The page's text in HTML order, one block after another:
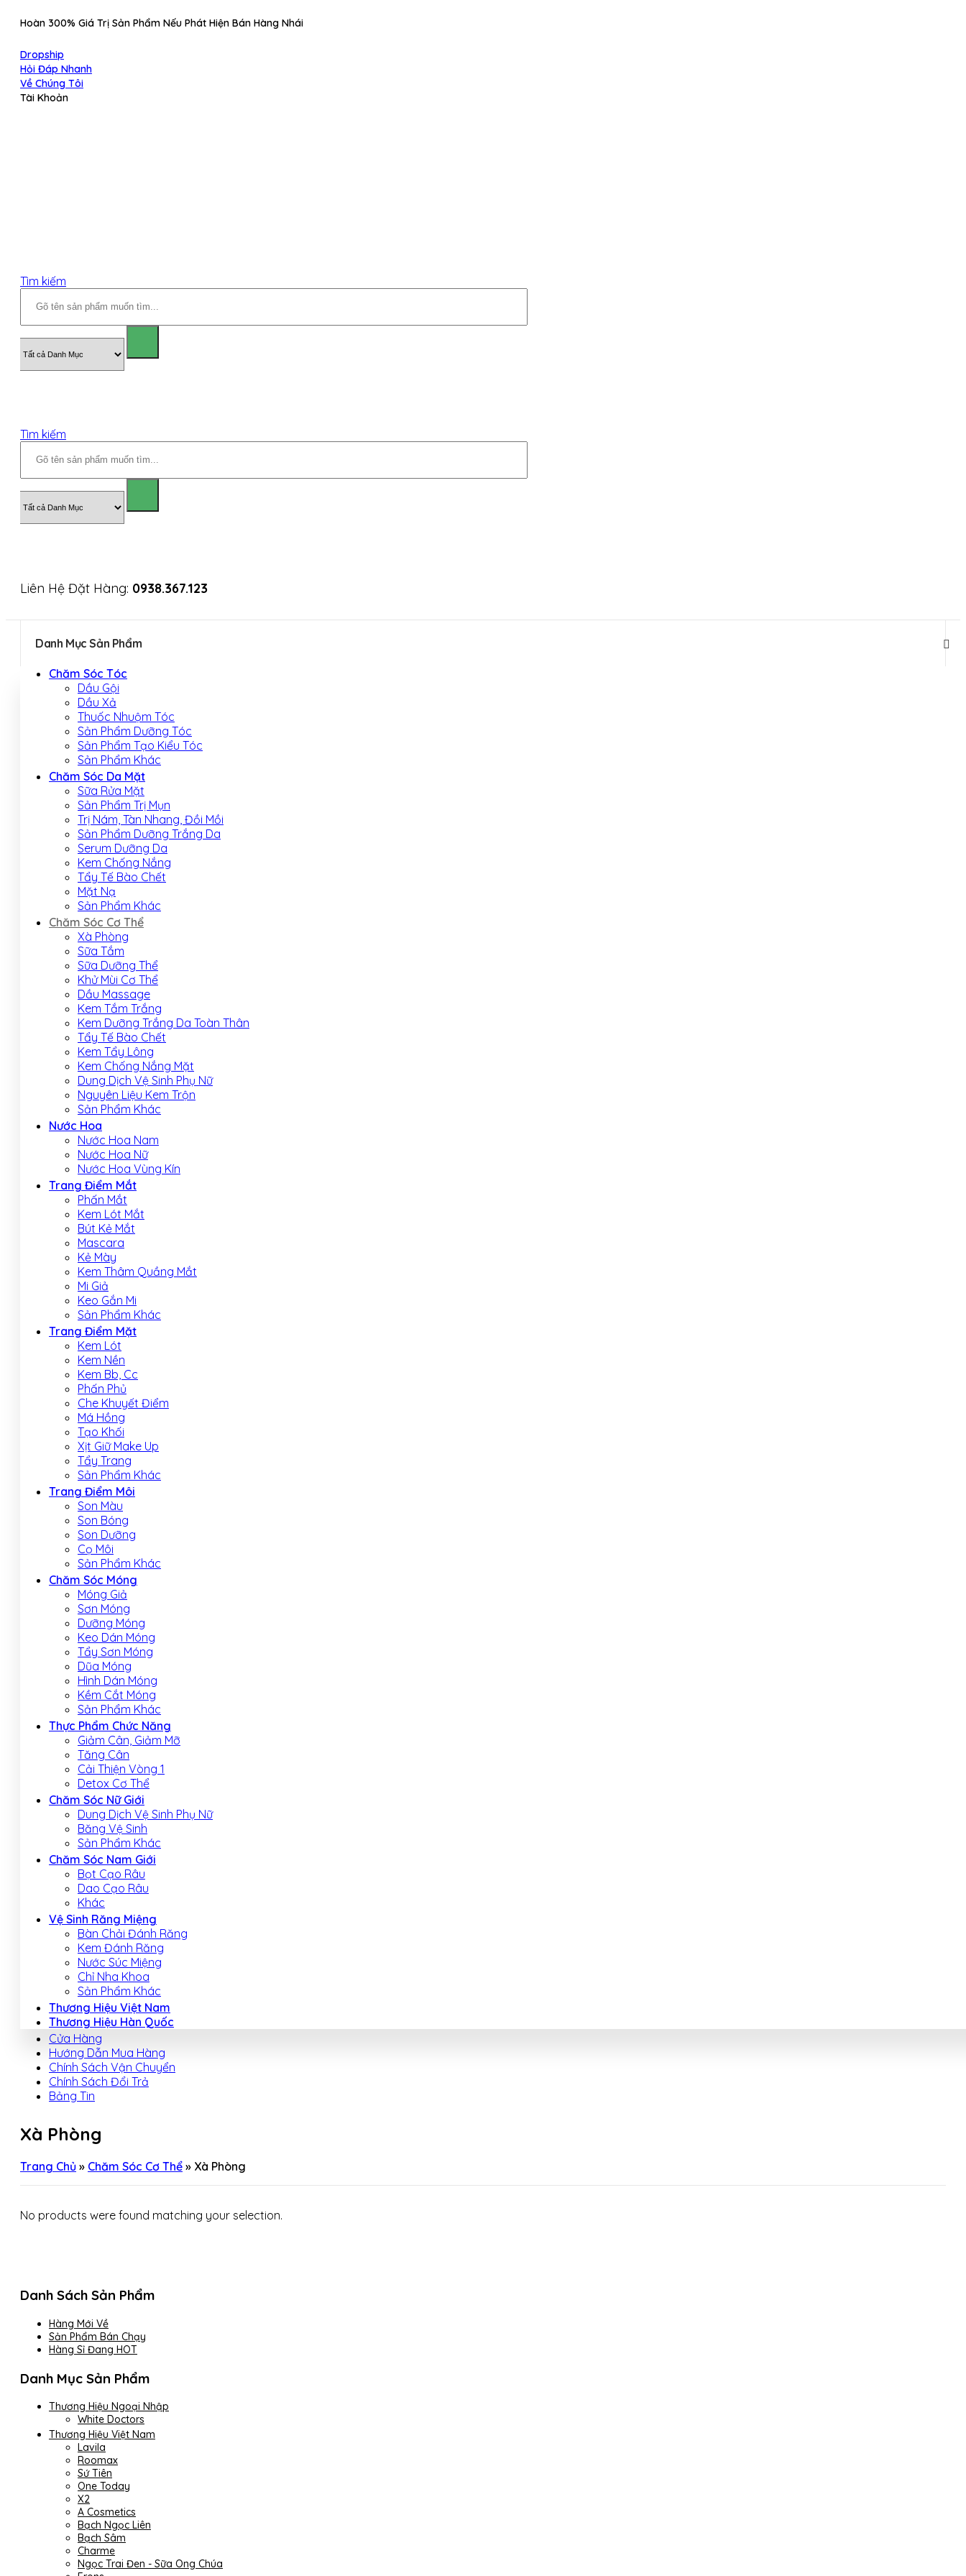
Hoàn 300% Giá Trị Sản Phẩm Nếu Phát Hiện Bán Hàng Nhái
Dropship
Hỏi Đáp Nhanh
Về Chúng Tôi
Tài Khoản
Tìm kiếm
Tìm kiếm
Liên Hệ Đặt Hàng: 0938.367.123
Danh Mục Sản Phẩm
Chăm Sóc Tóc
Dầu Gội
Dầu Xả
Thuốc Nhuộm Tóc
Sản Phẩm Dưỡng Tóc
Sản Phẩm Tạo Kiểu Tóc
Sản Phẩm Khác
Chăm Sóc Da Mặt
Sữa Rửa Mặt
Sản Phẩm Trị Mụn
Trị Nám, Tàn Nhang, Đồi Mồi
Sản Phẩm Dưỡng Trắng Da
Serum Dưỡng Da
Kem Chống Nắng
Tẩy Tế Bào Chết
Mặt Nạ
Sản Phẩm Khác
Chăm Sóc Cơ Thể
Xà Phòng
Sữa Tắm
Sữa Dưỡng Thể
Khử Mùi Cơ Thể
Dầu Massage
Kem Tắm Trắng
Kem Dưỡng Trắng Da Toàn Thân
Tẩy Tế Bào Chết
Kem Tẩy Lông
Kem Chống Nắng Mặt
Dung Dịch Vệ Sinh Phụ Nữ
Nguyên Liệu Kem Trộn
Sản Phẩm Khác
Nước Hoa
Nước Hoa Nam
Nước Hoa Nữ
Nước Hoa Vùng Kín
Trang Điểm Mắt
Phấn Mắt
Kem Lót Mắt
Bút Kẻ Mắt
Mascara
Kẻ Mày
Kem Thâm Quầng Mắt
Mi Giả
Keo Gắn Mi
Sản Phẩm Khác
Trang Điểm Mặt
Kem Lót
Kem Nền
Kem Bb, Cc
Phấn Phủ
Che Khuyết Điểm
Má Hồng
Tạo Khối
Xịt Giữ Make Up
Tẩy Trang
Sản Phẩm Khác
Trang Điểm Môi
Son Màu
Son Bóng
Son Dưỡng
Cọ Môi
Sản Phẩm Khác
Chăm Sóc Móng
Móng Giả
Sơn Móng
Dưỡng Móng
Keo Dán Móng
Tẩy Sơn Móng
Dũa Móng
Hình Dán Móng
Kềm Cắt Móng
Sản Phẩm Khác
Thực Phẩm Chức Năng
Giảm Cân, Giảm Mỡ
Tăng Cân
Cải Thiện Vòng 1
Detox Cơ Thể
Chăm Sóc Nữ Giới
Dung Dịch Vệ Sinh Phụ Nữ
Băng Vệ Sinh
Sản Phẩm Khác
Chăm Sóc Nam Giới
Bọt Cạo Râu
Dao Cạo Râu
Khác
Vệ Sinh Răng Miệng
Bàn Chải Đánh Răng
Kem Đánh Răng
Nước Súc Miệng
Chỉ Nha Khoa
Sản Phẩm Khác
Thương Hiệu Việt Nam
Thương Hiệu Hàn Quốc
Cửa Hàng
Hướng Dẫn Mua Hàng
Chính Sách Vận Chuyển
Chính Sách Đổi Trả
Bảng Tin
Xà Phòng
Trang Chủ » Chăm Sóc Cơ Thể » Xà Phòng
No products were found matching your selection.
Danh Sách Sản Phẩm
Hàng Mới Về
Sản Phẩm Bán Chạy
Hàng Sỉ Đang HOT
Danh Mục Sản Phẩm
Thương Hiệu Ngoại Nhập
White Doctors
Thương Hiệu Việt Nam
Lavila
Roomax
Sứ Tiên
One Today
X2
A Cosmetics
Bạch Ngọc Liên
Bạch Sâm
Charme
Ngọc Trai Đen - Sữa Ong Chúa